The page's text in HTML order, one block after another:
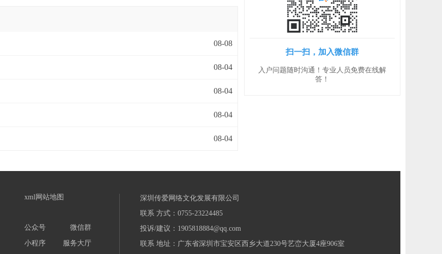
08-08
08-04
08-04
08-04
08-04
扫一扫，加入微信群
入户问题随时沟通！专业人员免费在线解
答！
xml网站地图
公众号 微信群
小程序 服务大厅
深圳传爱网络文化发展有限公司
联系 方式：0755-23224485
投诉/建议：1905818884@qq.com
联系 地址：广东省深圳市宝安区西乡大道230号艺峦大厦4座906室